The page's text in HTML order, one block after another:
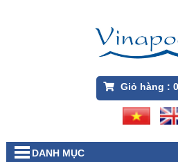
Giỏ hàng : 0
DANH MỤC